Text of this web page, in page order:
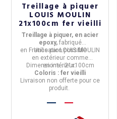
Treillage à piquer
LOUIS MOULIN
21x100cm fer vieilli
Treillage à piquer, en acier
epoxy, fabriqué
en FranceparLOUIS MOULIN
Utilisation possible
en extérieur comme
enintérieur.
Dimensions :21x100cm
Coloris : fer vieilli
Livraison non offerte pour ce
produit.